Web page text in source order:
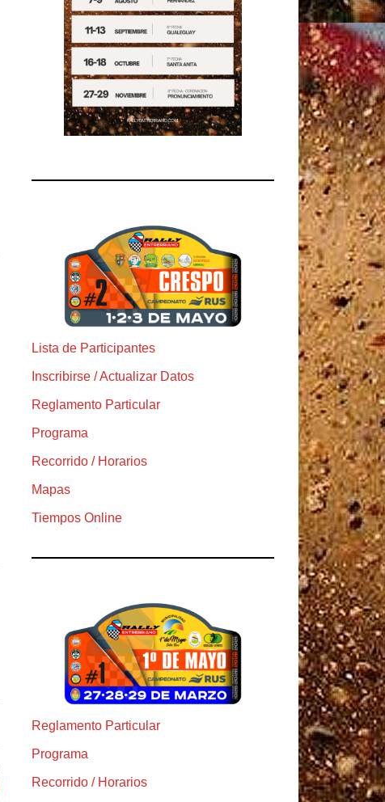
Lista de Participantes
Inscribirse / Actualizar Datos
Reglamento Particular
Programa
Recorrido / Horarios
Mapas
Tiempos Online
Reglamento Particular
Programa
Recorrido / Horarios